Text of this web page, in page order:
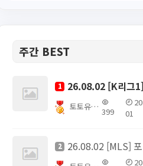
주간 BEST
1
토토유픽스터 399
01
2